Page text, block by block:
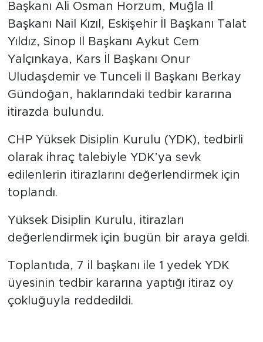
Başkanı Ali Osman Horzum, Muğla İl
Başkanı Nail Kızıl, Eskişehir İl Başkanı Talat
Yıldız, Sinop İl Başkanı Aykut Cem
Yalçınkaya, Kars İl Başkanı Onur
Uludaşdemir ve Tunceli İl Başkanı Berkay
Gündoğan, haklarındaki tedbir kararına
itirazda bulundu.
CHP Yüksek Disiplin Kurulu (YDK), tedbirli
olarak ihraç talebiyle YDK’ya sevk
edilenlerin itirazlarını değerlendirmek için
toplandı.
Yüksek Disiplin Kurulu, itirazları
değerlendirmek için bugün bir araya geldi.
Toplantıda, 7 il başkanı ile 1 yedek YDK
üyesinin tedbir kararına yaptığı itiraz oy
çokluğuyla reddedildi.